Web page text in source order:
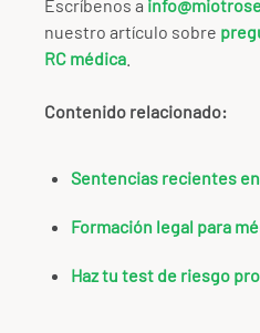
Escríbenos a
nuestro artículo sobre
RC médica
Contenido relacionado:
Sentencias recientes
Formación legal para
Haz tu test de riesgo